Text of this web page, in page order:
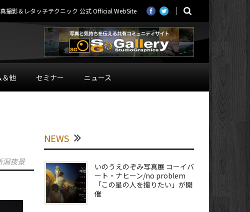
撮影＆レタッチテクニック 公式 Official WebSite
＆他 セミナー ニュース
潟夜景
NEWS
いのうえのぞみ写真展 コーイバ
ート・ナヒーン/no problem
「この星の人を撮りたい」が開
催